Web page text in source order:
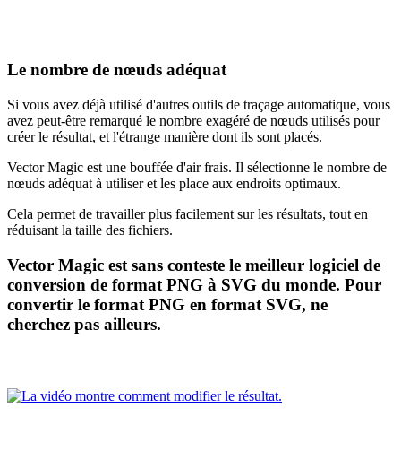
Le nombre de nœuds adéquat
Si vous avez déjà utilisé d'autres outils de traçage automatique, vous
avez peut-être remarqué le nombre exagéré de nœuds utilisés pour
créer le résultat, et l'étrange manière dont ils sont placés.
Vector Magic est une bouffée d'air frais. Il sélectionne le nombre de
nœuds adéquat à utiliser et les place aux endroits optimaux.
Cela permet de travailler plus facilement sur les résultats, tout en
réduisant la taille des fichiers.
Vector Magic est sans conteste le meilleur logiciel de
conversion de format PNG à SVG du monde. Pour
convertir le format PNG en format SVG, ne
cherchez pas ailleurs.